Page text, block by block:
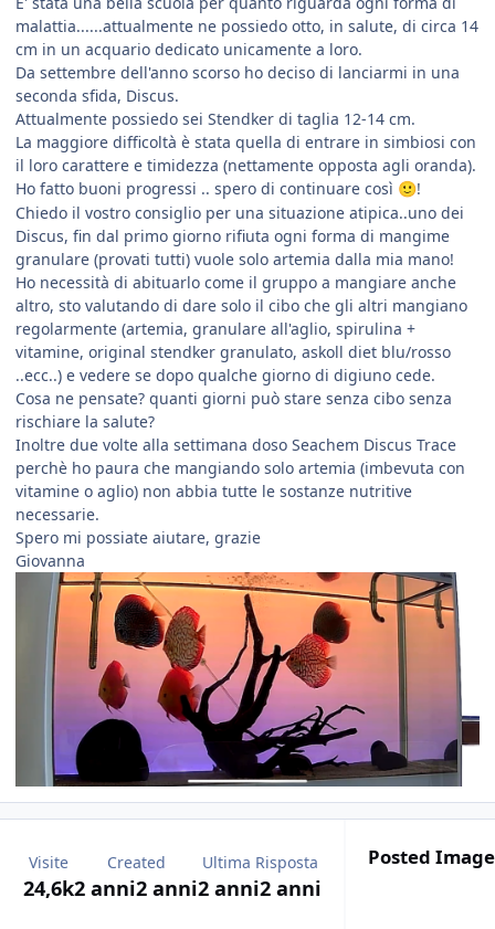
malattia......attualmente ne possiedo otto, in salute, di circa 14
cm in un acquario dedicato unicamente a loro.
Da settembre dell'anno scorso ho deciso di lanciarmi in una
seconda sfida, Discus.
Attualmente possiedo sei Stendker di taglia 12-14 cm.
La maggiore difficoltà è stata quella di entrare in simbiosi con
il loro carattere e timidezza (nettamente opposta agli oranda).
Ho fatto buoni progressi .. spero di continuare così 🙂!
Chiedo il vostro consiglio per una situazione atipica..uno dei
Discus, fin dal primo giorno rifiuta ogni forma di mangime
granulare (provati tutti) vuole solo artemia dalla mia mano!
Ho necessità di abituarlo come il gruppo a mangiare anche
altro, sto valutando di dare solo il cibo che gli altri mangiano
regolarmente (artemia, granulare all'aglio, spirulina +
vitamine, original stendker granulato, askoll diet blu/rosso
..ecc..) e vedere se dopo qualche giorno di digiuno cede.
Cosa ne pensate? quanti giorni può stare senza cibo senza
rischiare la salute?
Inoltre due volte alla settimana doso Seachem Discus Trace
perchè ho paura che mangiando solo artemia (imbevuta con
vitamine o aglio) non abbia tutte le sostanze nutritive
necessarie.
Spero mi possiate aiutare, grazie
Giovanna
Visite
24,6k
Created
2 anni2 anni
Ultima Risposta
2 anni2 anni
Posted